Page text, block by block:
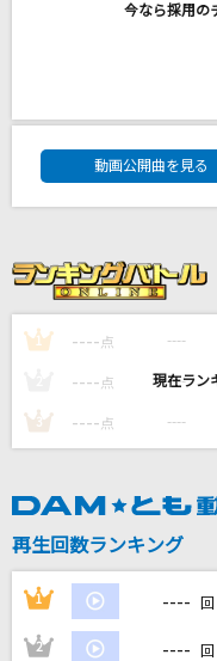
[生音]ブルーバード
いきものがかり
[生音]ROCKET
カラオ
DAM
カラ
今なら採用の
DAM★とも
動画公開曲を見る
1 ---- 点 ----
---- 点 ----
3 ---- 点 ----
再生回数ランキング
1 ---- 回
2 ---- 回